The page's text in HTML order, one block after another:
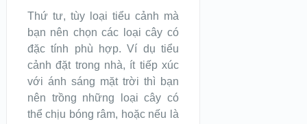
Thứ tư, tùy loại tiểu cảnh mà
bạn nên chọn các loại cây có
đặc tính phù hợp. Ví dụ tiểu
cảnh đặt trong nhà, ít tiếp xúc
với ánh sáng mặt trời thì bạn
nên trồng những loại cây có
thể chịu bóng râm, hoặc nếu là